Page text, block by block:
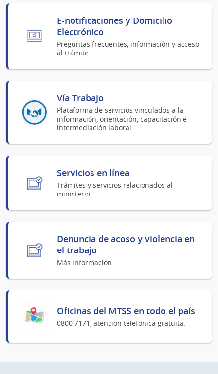
E-notificaciones y Domicilio
Electrónico
Preguntas frecuentes, información y acceso
al trámite.
Vía Trabajo
Plataforma de servicios vinculados a la
información, orientación, capacitación e
intermediación laboral.
Servicios en línea
Trámites y servicios relacionados al
ministerio.
Denuncia de acoso y violencia en
el trabajo
Más información.
Oficinas del MTSS en todo el país
0800 7171, atención telefónica gratuita.